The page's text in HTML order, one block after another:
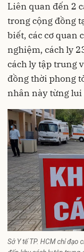
Liên quan đến 2
trong cộng đồng
biết, các cơ quan
nghiệm, cách ly
cách ly tập trung
đồng thời phong
nhân này từng lui
Sở Y tế TP. HCM chỉ đạo